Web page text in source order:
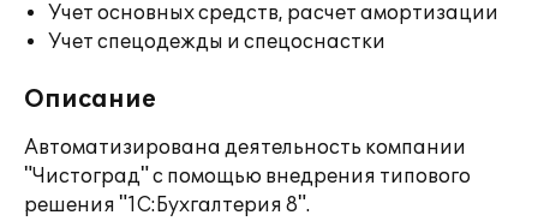
Учет основных средств, расчет амортизации
Учет спецодежды и спецоснастки
Описание
Автоматизирована деятельность компании
"Чистоград" с помощью внедрения типового
решения "1С:Бухгалтерия 8".